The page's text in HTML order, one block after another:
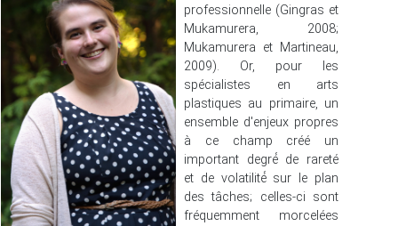
professionnelle (Gingras et
Mukamurera, 2008;
Mukamurera et Martineau,
2009). Or, pour les
spécialistes en arts
plastiques au primaire, un
ensemble d'enjeux propres
à ce champ créé un
important degré́ de rareté
et de volatilité́ sur le plan
des tâches; celles-ci sont
fréquemment morcelées